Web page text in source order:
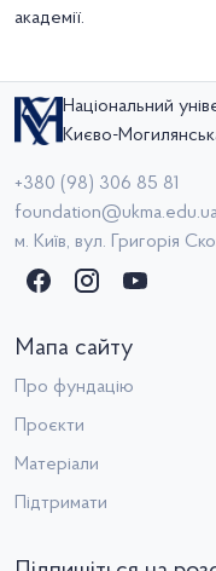
академії.
Національний
Києво-
+380 (98) 306 85 81
м. Київ, вул. Григорія
Мапа сайту
Про фундацію
Проєкти
Матеріали
Підтримати